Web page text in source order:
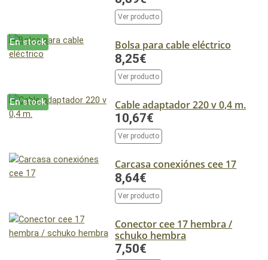
Ver producto
En stock Bolsa para cable eléctrico
8,25€
Ver producto
En stock Cable adaptador 220 v 0,4 m.
10,67€
Ver producto
Carcasa conexiónes cee 17
8,64€
Ver producto
Conector cee 17 hembra /
schuko hembra
7,50€